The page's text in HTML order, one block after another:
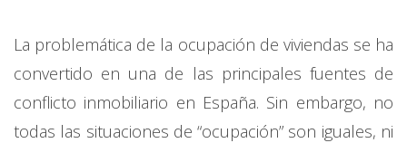
La problemática de la ocupación de viviendas se ha
convertido en una de las principales fuentes de
conflicto inmobiliario en España. Sin embargo, no
todas las situaciones de “ocupación” son iguales, ni